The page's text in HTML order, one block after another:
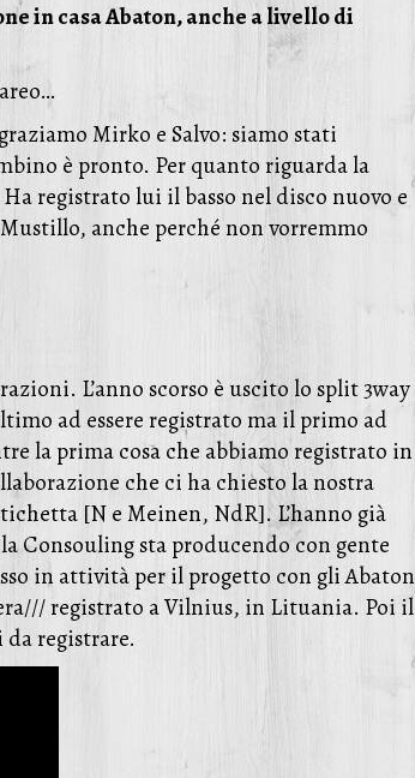
in casa Abaton, anche a livello di
Mirko e Salvo: siamo stati
è pronto. Per quanto riguarda la
registrato lui il basso nel disco nuovo e
anche perché non vorremmo
L’anno scorso è uscito lo split 3way
ad essere registrato ma il primo ad
la prima cosa che abbiamo registrato in
che ci ha chiesto la nostra
[N e Meinen, NdR]. L’hanno già
Consouling sta producendo con gente
in attività per il progetto con gli Abaton
registrato a Vilnius, in Lituania. Poi il
registrare.